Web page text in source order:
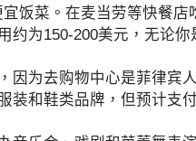
饭菜。在麦当劳等快餐
约为150-200美元，无论
为去购物中心是菲律宾人
装和鞋类品牌，但预计支